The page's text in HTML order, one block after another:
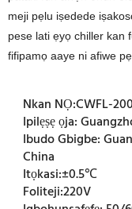
meji pẹlu iṣedede
pese lati ẹyọ chiller kan
fifipamọ aaye ni afiwe
Nkan NỌ:CWFL-
Ipilẹṣẹ ọja:
Ibudo Gbigbe:
China
Itọkasi:±0.5℃
Foliteji:220V